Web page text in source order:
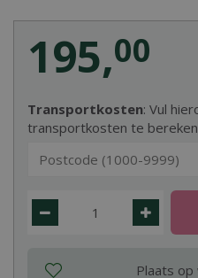
Transportkosten: Vul
transportkosten te
195,00